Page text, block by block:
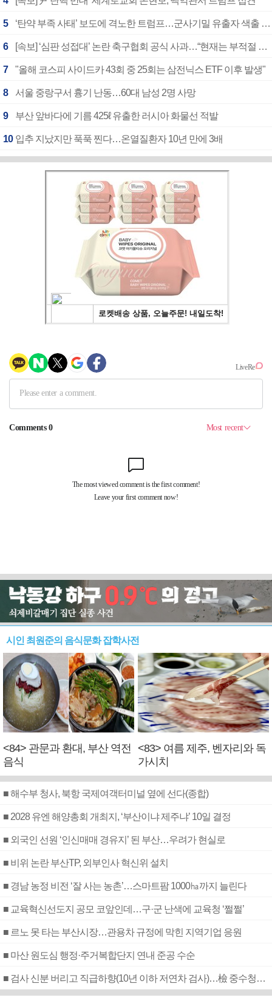
5 ‘탄약 부족 사태’ 보도에 격노한 트럼프…군사기밀 유출자 색출 지시
6 [속보] ‘심판 성접대’ 논란 축구협회 공식 사과…“현재는 부적절 행위 없어”
7 "올해 코스피 사이드카 43회 중 25회는 삼전닉스 ETF 이후 발생"
8 서울 중랑구서 흉기 난동…60대 남성 2명 사망
9 부산 앞바다에 기름 425ℓ 유출한 러시아 화물선 적발
10 입추 지났지만 푹푹 찐다…온열질환자 10년 만에 3배
시인 최원준의 음식문화 잡학사전
<84> 관문과 환대, 부산 역전
음식
<83> 여름 제주, 벤자리와 독
가시치
■ 해수부 청사, 북항 국제여객터미널 옆에 선다(종합)
■ 2028 유엔 해양총회 개최지, ‘부산이냐 제주냐’ 10일 결정
■ 외국인 선원 ‘인신매매 경유지’ 된 부산…우려가 현실로
■ 비위 논란 부산TP, 외부인사 혁신위 설치
■ 경남 농정 비전 ‘잘 사는 농촌’…스마트팜 1000㏊까지 늘린다
■ 교육혁신선도지 공모 코앞인데…구·군 난색에 교육청 ‘쩔쩔’
■ 르노 못 타는 부산시장…관용차 규정에 막힌 지역기업 응원
■ 마산 원도심 행정·주거복합단지 연내 준공 수순
■ 검사 신분 버리고 직급하향(10년 이하 저연차 검사)…檢 중수청행 기피